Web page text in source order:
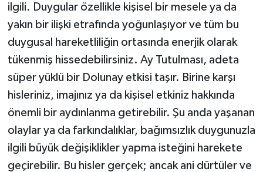
ilgili. Duygular özellikle kişisel bir mesele ya da
yakın bir ilişki etrafında yoğunlaşıyor ve tüm bu
duygusal hareketliliğin ortasında enerjik olarak
tükenmiş hissedebilirsiniz. Ay Tutulması, adeta
süper yüklü bir Dolunay etkisi taşır. Birine karşı
hisleriniz, imajınız ya da kişisel etkiniz hakkında
önemli bir aydınlanma getirebilir. Şu anda yaşanan
olaylar ya da farkındalıklar, bağımsızlık duygunuzla
ilgili büyük değişiklikler yapma isteğini harekete
geçirebilir. Bu hisler gerçek; ancak ani dürtüler ve